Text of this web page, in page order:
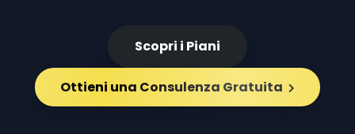
Scopri i Piani
Ottieni una Consulenza Gratuita